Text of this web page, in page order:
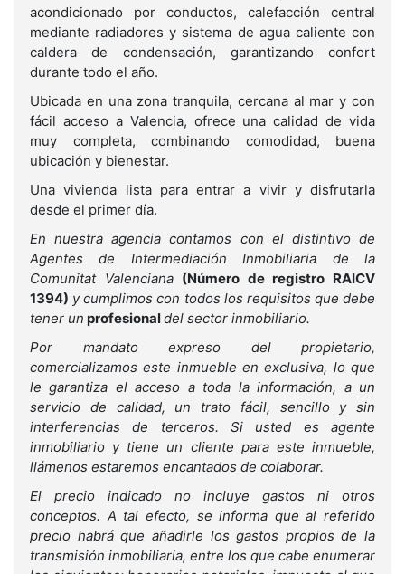
acondicionado por conductos, calefacción central
mediante radiadores y sistema de agua caliente con
caldera de condensación, garantizando confort
durante todo el año.
Ubicada en una zona tranquila, cercana al mar y con
fácil acceso a Valencia, ofrece una calidad de vida
muy completa, combinando comodidad, buena
ubicación y bienestar.
Una vivienda lista para entrar a vivir y disfrutarla
desde el primer día.
En nuestra agencia contamos con el distintivo de
Agentes de Intermediación Inmobiliaria de la
Comunitat Valenciana (Número de registro RAICV
1394) y cumplimos con todos los requisitos que debe
tener un profesionaldel sector inmobiliario.
Por mandato expreso del propietario,
comercializamos este inmueble en exclusiva, lo que
le garantiza el acceso a toda la información, a un
servicio de calidad, un trato fácil, sencillo y sin
interferencias de terceros. Si usted es agente
inmobiliario y tiene un cliente para este inmueble,
llámenos estaremos encantados de colaborar.
El precio indicado no incluye gastos ni otros
conceptos. A tal efecto, se informa que al referido
precio habrá que añadirle los gastos propios de la
transmisión inmobiliaria, entre los que cabe enumerar